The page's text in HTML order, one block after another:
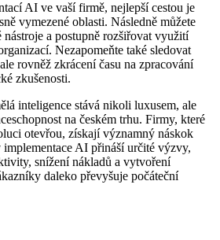
AI ve vaší firmě, nejlepší cestou je
vymezené oblasti. Následně můžete
a postupně rozšiřovat využití
Nezapomeňte také sledovat
rovněž zkrácení času na zpracování
zkušenosti.
inteligence stává nikoli luxusem, ale
na českém trhu. Firmy, které
otevřou, získají významný náskok
AI přináší určité výzvy,
snížení nákladů a vytvoření
daleko převyšuje počáteční